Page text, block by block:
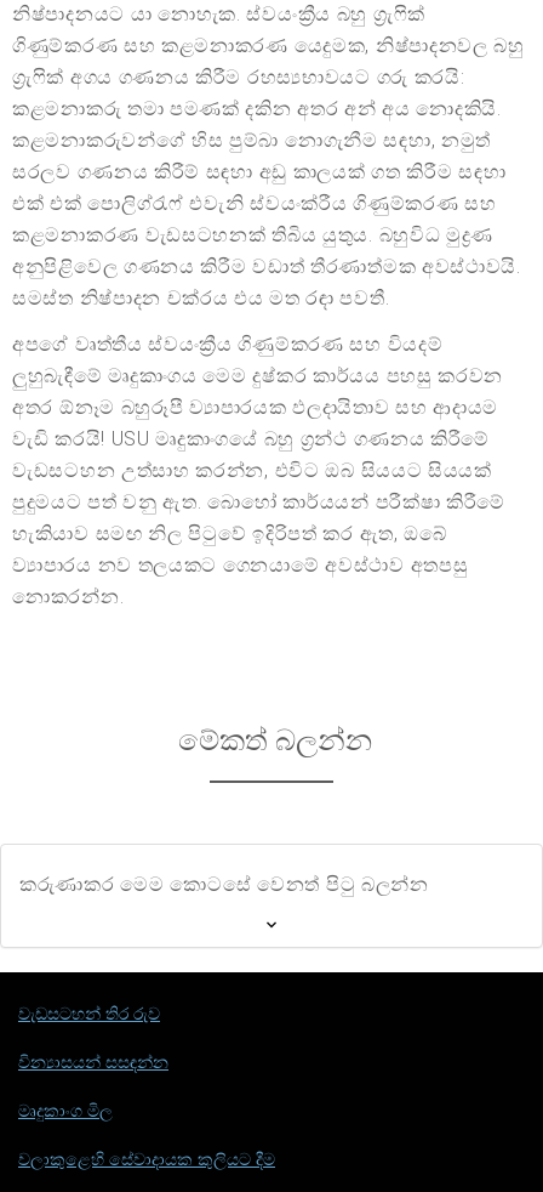
නිෂ්පාදනයට යා නොහැක. ස්වයංක්‍රීය බහු ග්‍රැෆික්
ගිණුම්කරණ සහ කළමනාකරණ යෙදුමක, නිෂ්පාදනවල බහු
ග්‍රැෆික් අගය ගණනය කිරීම රහස්‍යභාවයට ගරු කරයි:
කළමනාකරු තමා පමණක් දකින අතර අන් අය නොදකියි.
කළමනාකරුවන්ගේ හිස පුම්බා නොගැනීම සඳහා, නමුත්
සරලව ගණනය කිරීම් සඳහා අඩු කාලයක් ගත කිරීම සඳහා
එක් එක් පොලිග්රැෆ් එවැනි ස්වයංක්රීය ගිණුම්කරණ සහ
කළමනාකරණ වැඩසටහනක් තිබිය යුතුය. බහුවිධ මුද්‍රණ
අනුපිළිවෙල ගණනය කිරීම වඩාත් තීරණාත්මක අවස්ථාවයි.
සමස්ත නිෂ්පාදන චක්රය එය මත රඳා පවතී.
අපගේ වෘත්තීය ස්වයංක්‍රීය ගිණුම්කරණ සහ වියදම්
ලුහුබැඳීමේ මෘදුකාංගය මෙම දුෂ්කර කාර්යය පහසු කරවන
අතර ඕනෑම බහුරූපී ව්‍යාපාරයක ඵලදායිතාව සහ ආදායම
වැඩි කරයි! USU මෘදුකාංගයේ බහු ග්‍රන්ථ ගණනය කිරීමේ
වැඩසටහන උත්සාහ කරන්න, එවිට ඔබ සියයට සියයක්
පුදුමයට පත් වනු ඇත. බොහෝ කාර්යයන් පරීක්ෂා කිරීමේ
හැකියාව සමඟ නිල පිටුවේ ඉදිරිපත් කර ඇත, ඔබේ
ව්‍යාපාරය නව තලයකට ගෙනයාමේ අවස්ථාව අතපසු
නොකරන්න.
මේකත් බලන්න
කරුණාකර මෙම කොටසේ වෙනත් පිටු බලන්න
වැඩසටහන් තිර රුව
වින්‍යාසයන් සසඳන්න
මෘදුකාංග මිල
වලාකුළෙහි සේවාදායක කුලියට දීම